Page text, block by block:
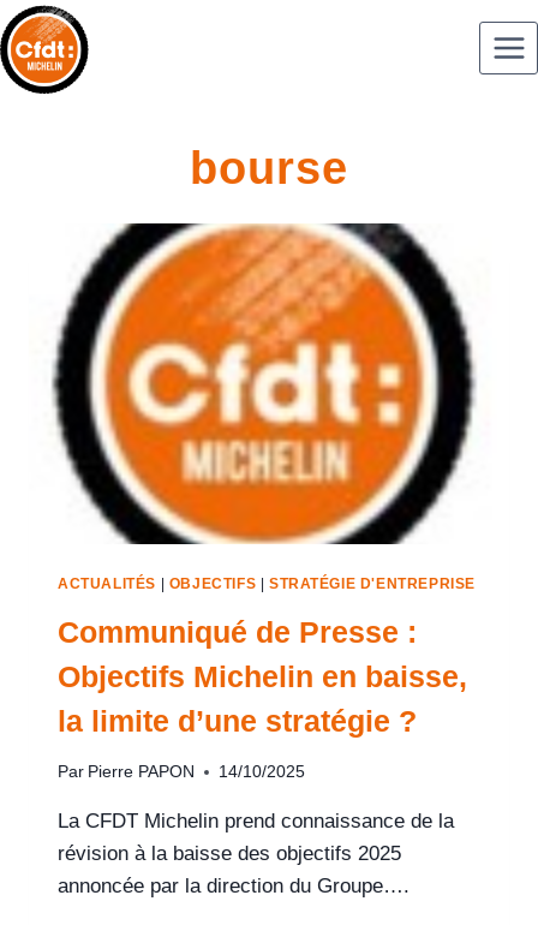
bourse
ACTUALITÉS | OBJECTIFS | STRATÉGIE D'ENTREPRISE
Communiqué de Presse :
Objectifs Michelin en baisse,
la limite d’une stratégie ?
Par Pierre PAPON 14/10/2025
La CFDT Michelin prend connaissance de la
révision à la baisse des objectifs 2025
annoncée par la direction du Groupe….